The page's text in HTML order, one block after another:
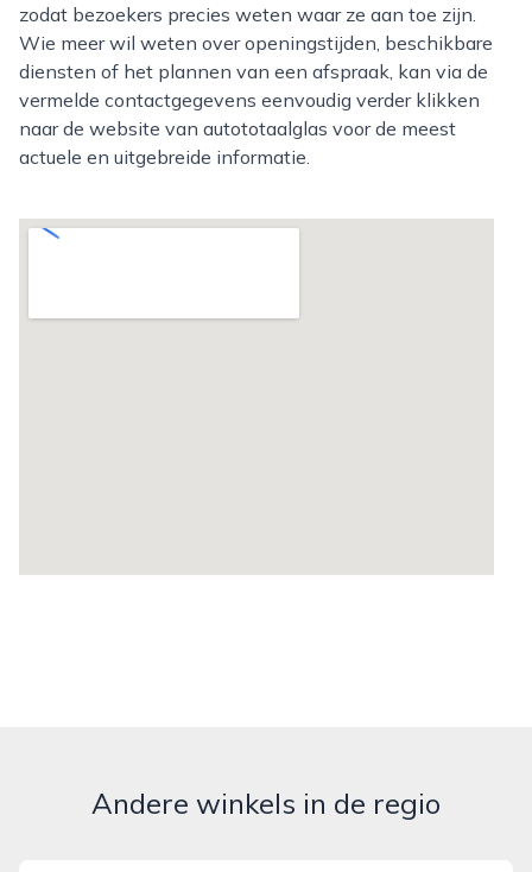
zodat bezoekers precies weten waar ze aan toe zijn.
Wie meer wil weten over openingstijden, beschikbare
diensten of het plannen van een afspraak, kan via de
vermelde contactgegevens eenvoudig verder klikken
naar de website van autototaalglas voor de meest
actuele en uitgebreide informatie.
Andere winkels in de regio